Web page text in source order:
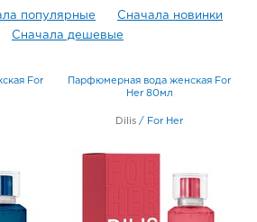
популярные
Сначала новинки
Сначала дешевые
For
Парфюмерная вода женская For
Her 80мл
Dilis / For Her